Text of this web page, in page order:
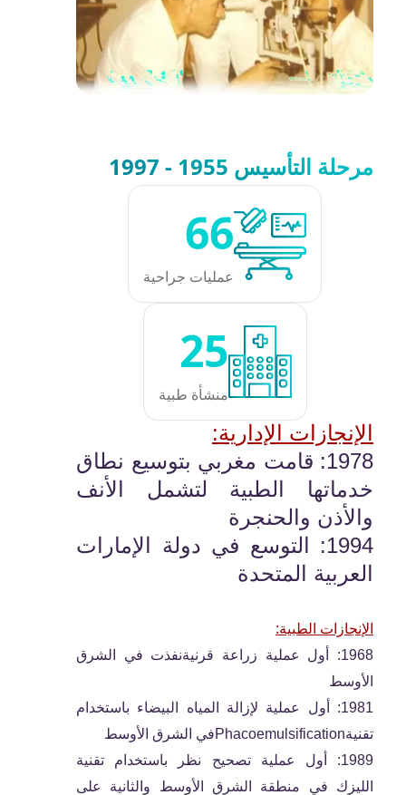
مرحلة التأسيس 1955 - 1997
66
عمليات جراحية
25
منشأة طبية
الإنجازات الإدارية:
1978: قامت مغربي بتوسيع نطاق
خدماتها الطبية لتشمل الأنف
والأذن والحنجرة
1994: التوسع في دولة الإمارات
العربية المتحدة
الإنجازات الطبية:
1968: أول عملية زراعة قرنيةنفذت في الشرق
الأوسط
1981: أول عملية لإزالة المياه البيضاء باستخدام
تقنيةPhacoemulsificationفي الشرق الأوسط
1989: أول عملية تصحيح نظر باستخدام تقنية
الليزك في منطقة الشرق الأوسط والثانية على